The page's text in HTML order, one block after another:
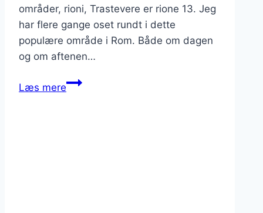
områder, rioni, Trastevere er rione 13. Jeg
har flere gange oset rundt i dette
populære område i Rom. Både om dagen
og om aftenen…
Læs mereTrastevere,